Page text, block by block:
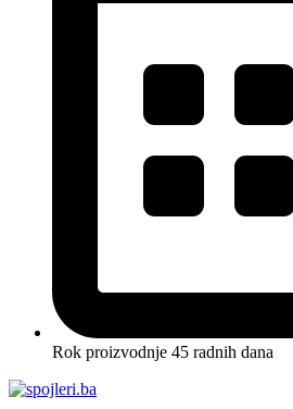
Rok proizvodnje 45 radnih dana